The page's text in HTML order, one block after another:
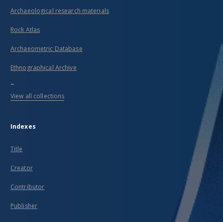
Archaeological research materials
Rock Atlas
Archaeometric Database
Ethnographical Archive
...
View all collections
Indexes
Title
Creator
Contributor
Publisher